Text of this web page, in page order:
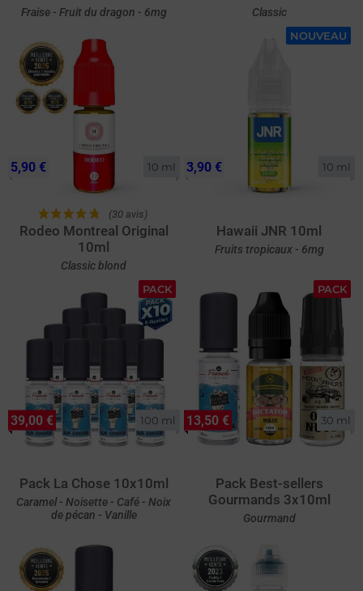
Fraise - Fruit du dragon - 6mg Classic
10 ml
(30 avis)
Rodeo Montreal Original
10ml
Classic blond
5,90 €
NOUVEAU
10 ml
Hawaii JNR 10ml
Fruits tropicaux - 6mg
3,90 €
PACK
100 ml
Pack La Chose 10x10ml
Caramel - Noisette - Café - Noix
de pécan - Vanille
39,00 €
PACK
30 ml
Pack Best-sellers
Gourmands 3x10ml
Gourmand
13,50 €